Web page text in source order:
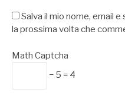
Salva il mio nome, email
la prossima volta che
Math Captcha
− 5 = 4